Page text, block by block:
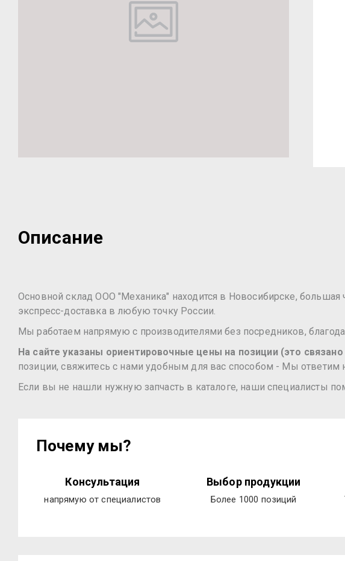
Описание
Основной склад ООО "Механика" находится в Новосибирске, большая
экспресс-доставка в любую точку России.
Мы работаем напрямую с производителями без посредников,
На сайте указаны ориентировочные цены на позиции (это
позиции, свяжитесь с нами удобным для вас способом - Мы ответим
Если вы не нашли нужную запчасть в каталоге, наши специалисты
Почему мы?
Консультация
напрямую от специалистов
Выбор продукции
Более 1000 позиций